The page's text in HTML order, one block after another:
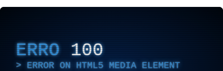
ERRO 100
ERROR ON HTML5 MEDIA ELEMENT